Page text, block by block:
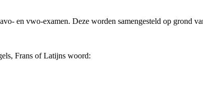
en vwo-examen. Deze worden samengesteld op grond
Frans of Latijns woord: